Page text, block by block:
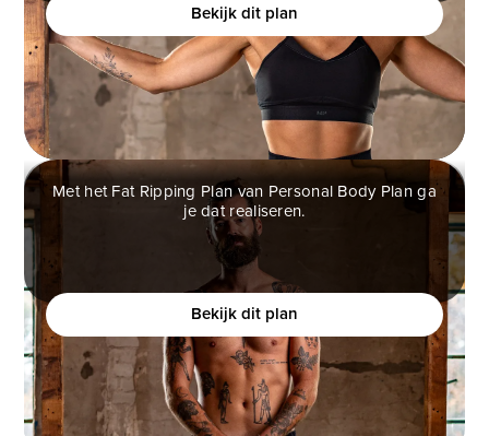
Bekijk dit plan
FAT RIPPING PLAN
Wil je een atletisch fysiek creëren en je zelfverzekerd
voelen?
Bekijk dit plan
Met het Fat Ripping Plan van Personal Body Plan ga
je dat realiseren.